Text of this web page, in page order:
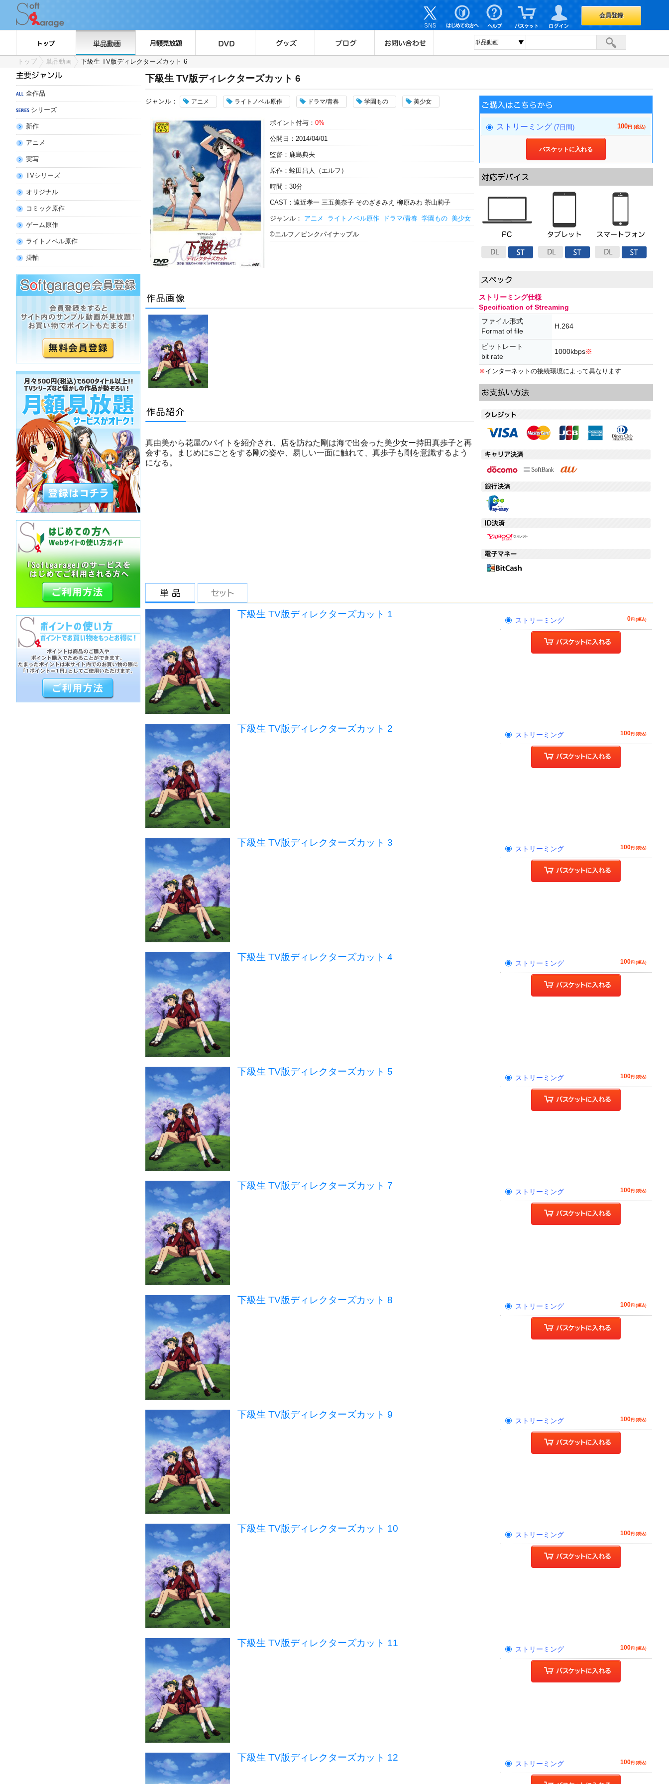
会員登録
トップ 単品動画 下級生 TV版ディレクターズカット 6
全作品
シリーズ
新作
アニメ
実写
TVシリーズ
オリジナル
コミック原作
ゲーム原作
ライトノベル原作
掛軸
下級生 TV版ディレクターズカット 6
ジャンル： アニメ ライトノベル原作 ドラマ/青春 学園もの 美少女
ポイント付与： 0%
公開日：2014/04/01
監督：鹿島典夫
原作：蛭田昌人（エルフ）
時間：30分
CAST：遠近孝一 三五美奈子 そのざきみえ 柳原みわ 茶山莉子
ジャンル： アニメ ライトノベル原作 ドラマ/青春 学園もの 美少女
©エルフ／ピンクパイナップル
真由美から花屋のバイトを紹介され、店を訪ねた剛は海で出会った美少女ー持田真歩子と再
会する。まじめにsごとをする剛の姿や、易しい一面に触れて、真歩子も剛を意識するよう
になる。
ストリーミング (7日間) 100円 (税込)
バスケットに入れる
ストリーミング仕様
Specification of Streaming
ファイル形式
Format of file
H.264
ビットレート
bit rate
1000kbps※
※ インターネットの接続環境によって異なります
下級生 TV版ディレクターズカット 1
ストリーミング 0円 (税込)
下級生 TV版ディレクターズカット 2
ストリーミング 100円 (税込)
下級生 TV版ディレクターズカット 3
ストリーミング 100円 (税込)
下級生 TV版ディレクターズカット 4
ストリーミング 100円 (税込)
下級生 TV版ディレクターズカット 5
ストリーミング 100円 (税込)
下級生 TV版ディレクターズカット 7
ストリーミング 100円 (税込)
下級生 TV版ディレクターズカット 8
ストリーミング 100円 (税込)
下級生 TV版ディレクターズカット 9
ストリーミング 100円 (税込)
下級生 TV版ディレクターズカット 10
ストリーミング 100円 (税込)
下級生 TV版ディレクターズカット 11
ストリーミング 100円 (税込)
下級生 TV版ディレクターズカット 12
ストリーミング 100円 (税込)